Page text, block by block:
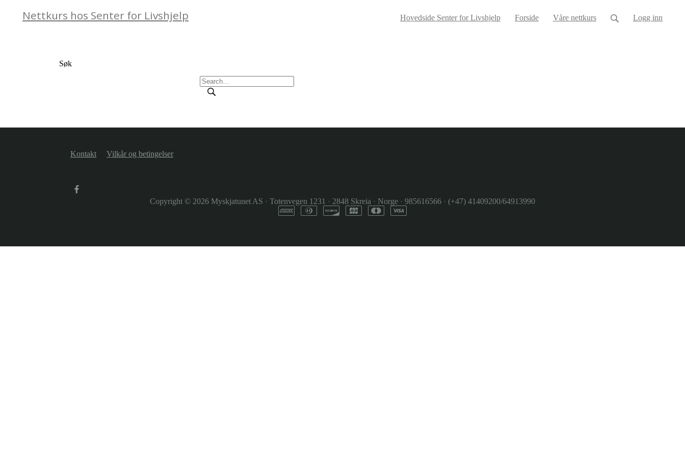
Nettkurs hos Senter for Livshjelp Hovedside Senter for Livshjelp Forside Våre nettkurs Logg inn
Søk
Kontakt Vilkår og betingelser
Copyright © 2026 Myskjatunet AS · Totenvegen 1231 · 2848 Skreia · Norge · 985616566 · (+47) 41409200/64913990